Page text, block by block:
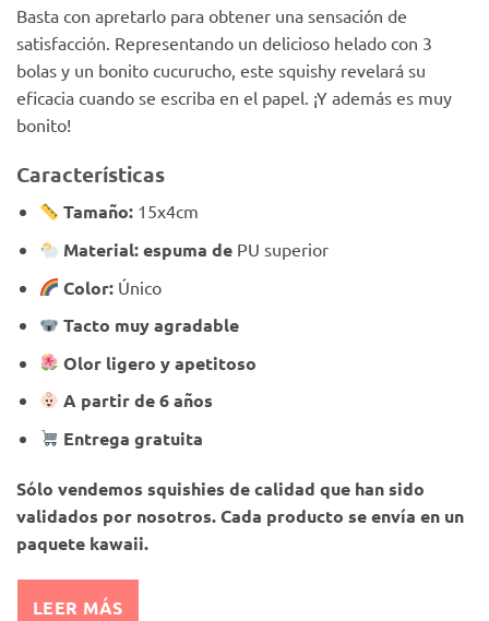
Basta con apretarlo para obtener una sensación de
satisfacción. Representando un delicioso helado con 3
bolas y un bonito cucurucho, este squishy revelará su
eficacia cuando se escriba en el papel. ¡Y además es muy
bonito!
Características
Tamaño: 15x4cm
Material: espuma de PU superior
Color: Único
Tacto muy agradable
Olor ligero y apetitoso
A partir de 6 años
Entrega gratuita
Sólo vendemos squishies de calidad que han sido
validados por nosotros. Cada producto se envía en un
paquete kawaii.
LEER MÁS